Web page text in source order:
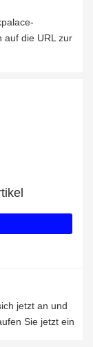
auf die URL zur
jetzt an und
Sie jetzt ein